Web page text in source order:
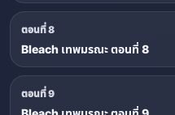
ตอนที่ 8
Bleach เทพมรณะ ตอนที่ 8
ตอนที่ 9